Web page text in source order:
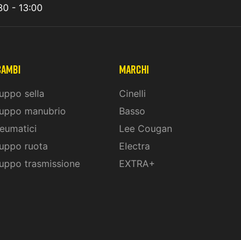
- 13:00
sella
manubrio
ruota
trasmissione
marchi
Cinelli
Basso
Lee Cougan
Electra
EXTRA+